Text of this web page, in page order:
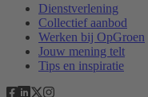
Dienstverlening
Collectief aanbod
Werken bij OpGroen
Jouw mening telt
Tips en inspiratie